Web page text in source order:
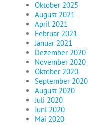
Oktober 2025
August 2021
April 2021
Februar 2021
Januar 2021
Dezember 2020
November 2020
Oktober 2020
September 2020
August 2020
Juli 2020
Juni 2020
Mai 2020